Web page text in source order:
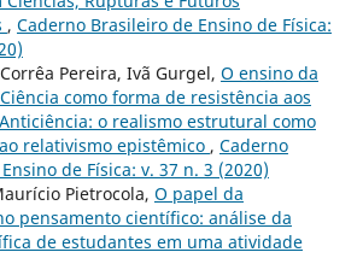
, Caderno Brasileiro de Ensino de Física:
Pereira, Ivã Gurgel, O ensino da
como forma de resistência aos
o realismo estrutural como
relativismo epistêmico , Caderno
de Física: v. 37 n. 3 (2020)
Pietrocola, O papel da
pensamento científico: análise da
de estudantes em uma atividade